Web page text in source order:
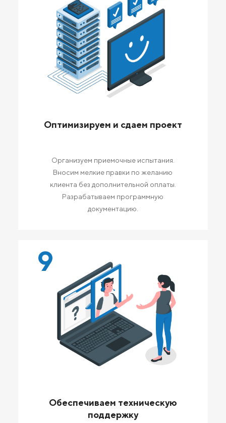
Оптимизируем и сдаем проект
Организуем приемочные испытания.
Вносим мелкие правки по желанию
клиента без дополнительной оплаты.
Разрабатываем программную
документацию.
9
Обеспечиваем техническую
поддержку